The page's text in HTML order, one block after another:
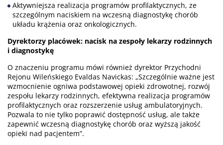
Aktywniejsza realizacja programów profilaktycznych, ze
szczególnym naciskiem na wczesną diagnostykę chorób
układu krążenia oraz onkologicznych.
Dyrektorzy placówek: nacisk na zespoły lekarzy rodzinnych
i diagnostykę
O znaczeniu programu mówi również dyrektor Przychodni
Rejonu Wileńskiego Evaldas Navickas: „Szczególnie ważne jest
wzmocnienie ogniwa podstawowej opieki zdrowotnej, rozwój
zespołu lekarzy rodzinnych, efektywna realizacja programów
profilaktycznych oraz rozszerzenie usług ambulatoryjnych.
Pozwala to nie tylko poprawić dostępność usług, ale także
zapewnić wczesną diagnostykę chorób oraz wyższą jakość
opieki nad pacjentem”.